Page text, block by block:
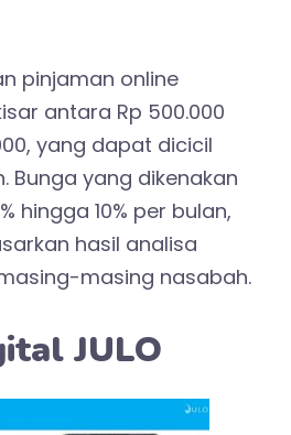
pinjaman online
antara Rp 500.000
yang dapat dicicil
Bunga yang dikenakan
hingga 10% per bulan,
hasil analisa
masing nasabah.
JULO